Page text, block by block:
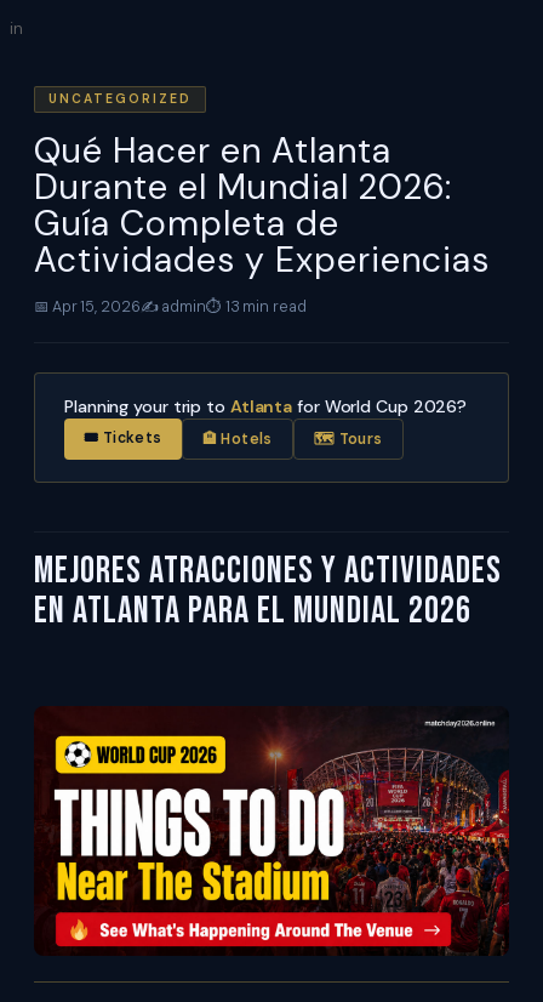
Skip
content
in
UNCATEGORIZED
Qué Hacer en Atlanta
Durante el Mundial 2026:
Guía Completa de
Actividades y Experiencias
📅 Apr 15, 2026✍️ admin⏱ 13 min read
Planning your trip to Atlanta for World Cup 2026?
🎟 Tickets 🏨 Hotels 🗺 Tours
Mejores Atracciones y Actividades
en Atlanta para el Mundial 2026